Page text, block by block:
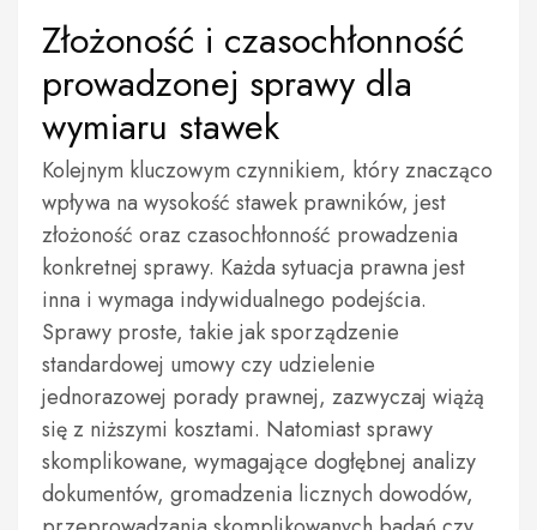
Złożoność i czasochłonność
prowadzonej sprawy dla
wymiaru stawek
Kolejnym kluczowym czynnikiem, który znacząco
wpływa na wysokość stawek prawników, jest
złożoność oraz czasochłonność prowadzenia
konkretnej sprawy. Każda sytuacja prawna jest
inna i wymaga indywidualnego podejścia.
Sprawy proste, takie jak sporządzenie
standardowej umowy czy udzielenie
jednorazowej porady prawnej, zazwyczaj wiążą
się z niższymi kosztami. Natomiast sprawy
skomplikowane, wymagające dogłębnej analizy
dokumentów, gromadzenia licznych dowodów,